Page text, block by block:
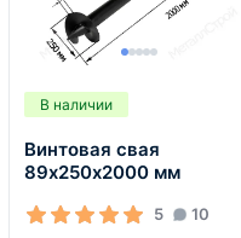
В наличии
Винтовая свая
89х250х2000 мм
5 10